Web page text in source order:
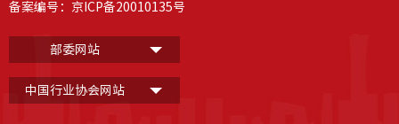
备案编号： 京ICP备20010135号
部委网站
中国行业协会网站